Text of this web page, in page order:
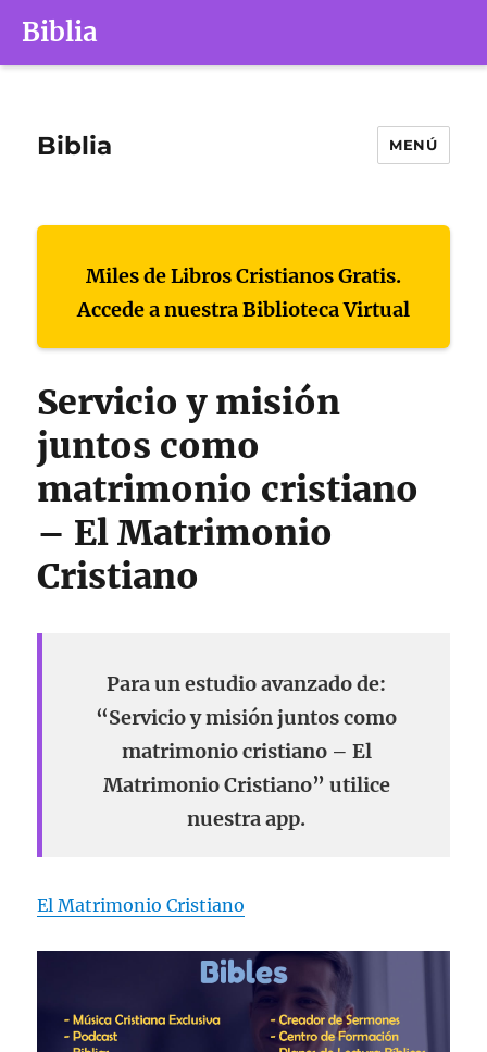
Biblia
Biblia MENÚ
Miles de Libros Cristianos Gratis.
Accede a nuestra Biblioteca Virtual
Servicio y misión
juntos como
matrimonio cristiano
– El Matrimonio
Cristiano
Para un estudio avanzado de:
“Servicio y misión juntos como
matrimonio cristiano – El
Matrimonio Cristiano” utilice
nuestra app.
El Matrimonio Cristiano